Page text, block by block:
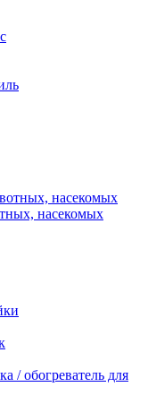
насекомых
/ обогреватель для